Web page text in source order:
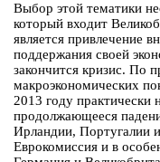
Выбор этой тематики
который входит
является привлечение
поддержания своей
закончится кризис. По
макроэкономических
2013 году практически
продолжающееся
Ирландии, Португалии
Еврокомиссия и в